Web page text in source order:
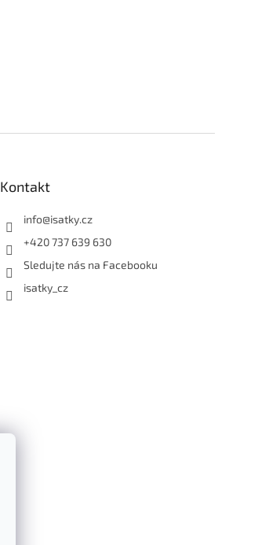
Kontakt
info@isatky.cz
+420 737 639 630
Sledujte nás na Facebooku
isatky_cz